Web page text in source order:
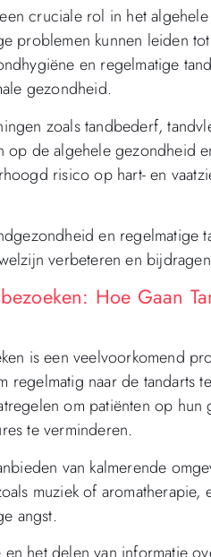
cruciale rol in het
problemen kunnen leiden
en regelmatige
gezondheid.
zoals tandbederf,
op de algehele gezondheid
risico op hart- en
en regelmatige
verbeteren en
Hoe Gaan
is een veelvoorkomend
regelmatig naar de tandarts
om patiënten op hun
te verminderen.
van kalmerende
muziek of
angst.